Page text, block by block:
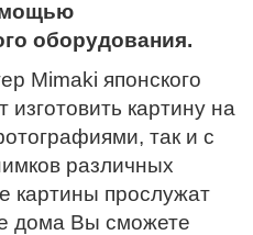
оборудования.
Mimaki японского
изготовить картину на
так и с
различных
картины прослужат
дома Вы сможете